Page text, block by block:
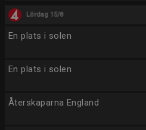
Lördag 15/8
En plats i solen
En plats i solen
Återskaparna England